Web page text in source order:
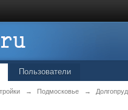
Пользователи
→ Подмосковье →